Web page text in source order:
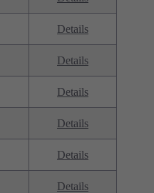
Details
Details
Details
Details
Details
Details